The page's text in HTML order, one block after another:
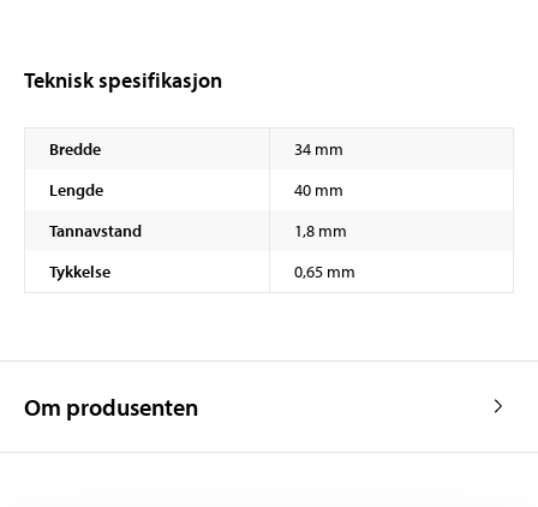
Teknisk spesifikasjon
Bredde
34 mm
Lengde
40 mm
Tannavstand
1,8 mm
Tykkelse
0,65 mm
Om produsenten